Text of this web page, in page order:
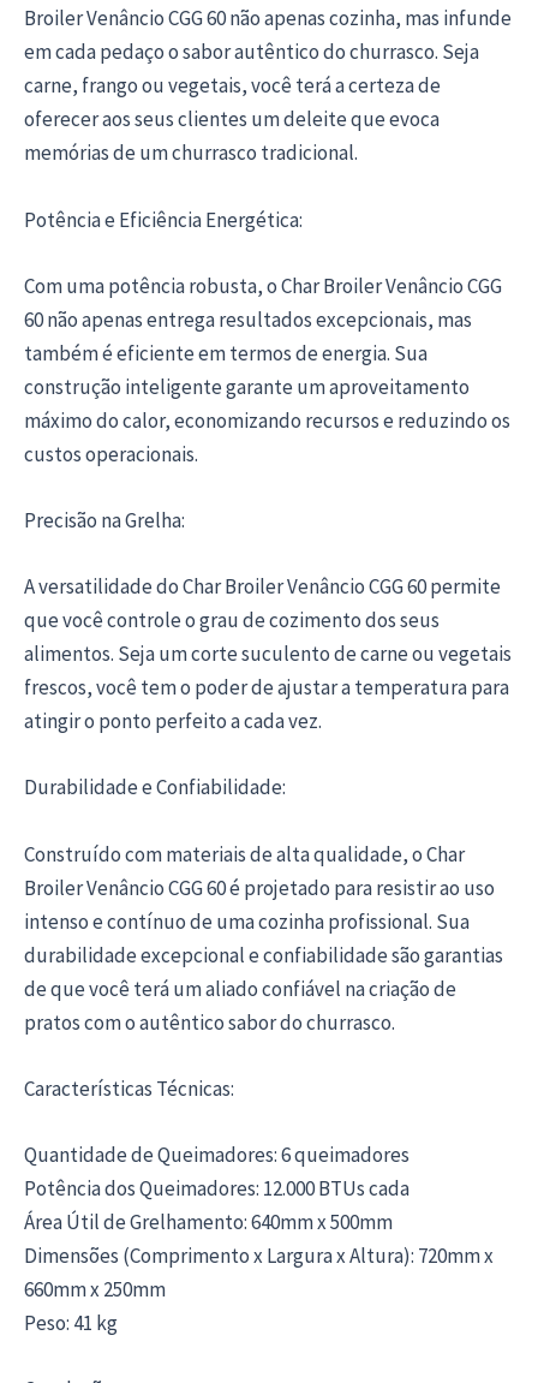
Broiler Venâncio CGG 60 não apenas cozinha, mas infunde
em cada pedaço o sabor autêntico do churrasco. Seja
carne, frango ou vegetais, você terá a certeza de
oferecer aos seus clientes um deleite que evoca
memórias de um churrasco tradicional.
Potência e Eficiência Energética:
Com uma potência robusta, o Char Broiler Venâncio CGG
60 não apenas entrega resultados excepcionais, mas
também é eficiente em termos de energia. Sua
construção inteligente garante um aproveitamento
máximo do calor, economizando recursos e reduzindo os
custos operacionais.
Precisão na Grelha:
A versatilidade do Char Broiler Venâncio CGG 60 permite
que você controle o grau de cozimento dos seus
alimentos. Seja um corte suculento de carne ou vegetais
frescos, você tem o poder de ajustar a temperatura para
atingir o ponto perfeito a cada vez.
Durabilidade e Confiabilidade:
Construído com materiais de alta qualidade, o Char
Broiler Venâncio CGG 60 é projetado para resistir ao uso
intenso e contínuo de uma cozinha profissional. Sua
durabilidade excepcional e confiabilidade são garantias
de que você terá um aliado confiável na criação de
pratos com o autêntico sabor do churrasco.
Características Técnicas:
Quantidade de Queimadores: 6 queimadores
Potência dos Queimadores: 12.000 BTUs cada
Área Útil de Grelhamento: 640mm x 500mm
Dimensões (Comprimento x Largura x Altura): 720mm x
660mm x 250mm
Peso: 41 kg